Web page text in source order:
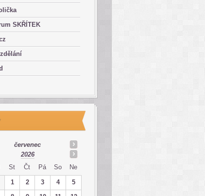
SKŘÍTEK
červenec
2026
St Čt Pá So Ne
1 2 3 4
5